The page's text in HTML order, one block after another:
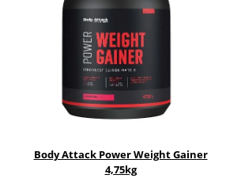
Body Attack Power Weight Gainer
4,75kg